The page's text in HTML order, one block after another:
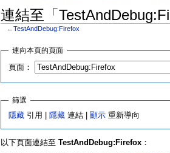
連結至「
←TestAndDebug:Firefox
連向本頁的頁面
頁面：
篩選
隱藏 引用 | 隱藏 連結 |顯示 重新導向
以下頁面連結至 TestAndDebug:Firefox：